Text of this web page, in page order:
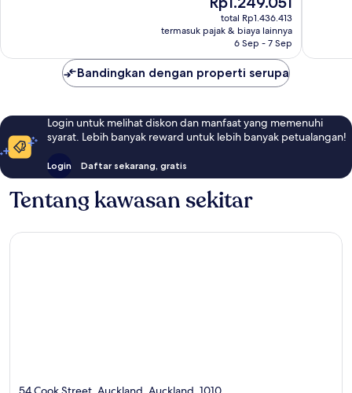
sekarang
Rp1.249.051
total Rp1.436.413
termasuk pajak & biaya lainnya
6 Sep - 7 Sep
Bandingkan dengan properti serupa
Login untuk melihat diskon dan manfaat yang memenuhi
syarat. Lebih banyak reward untuk lebih banyak petualangan!
Login Daftar sekarang, gratis
Tentang kawasan sekitar